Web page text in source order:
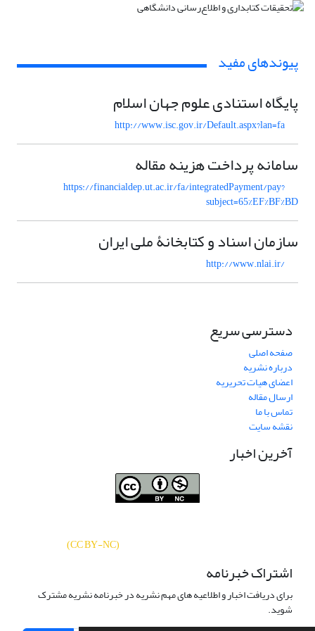
پیوندهای مفید
پایگاه استنادی علوم جهان اسلام
http://www.isc.gov.ir/Default.aspx?lan=fa
سامانه پرداخت هزینه مقاله
https://financialdep.ut.ac.ir/fa/integratedPayment/pay?
subject=65%EF%BF%BD
سازمان اسناد و کتابخانۀ ملی ایران
http://www.nlai.ir/
دسترسی سریع
صفحه اصلی
درباره نشریه
اعضای هیات تحریریه
ارسال مقاله
تماس با ما
نقشه سایت
آخرین اخبار
(
CC BY-NC
)
اشتراک خبرنامه
برای دریافت اخبار و اطلاعیه های مهم نشریه در خبرنامه نشریه مشترک
شوید.